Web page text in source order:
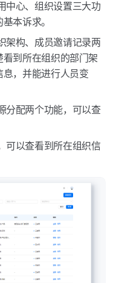
中心、组织设置三大功
本诉求。
架构、成员邀请记录两
到所在组织的部门架
，并能进行人员变
分配两个功能，可以查
可以查看到所在组织信